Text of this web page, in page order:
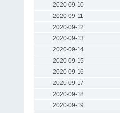
2020-09-10
2020-09-11
2020-09-12
2020-09-13
2020-09-14
2020-09-15
2020-09-16
2020-09-17
2020-09-18
2020-09-19